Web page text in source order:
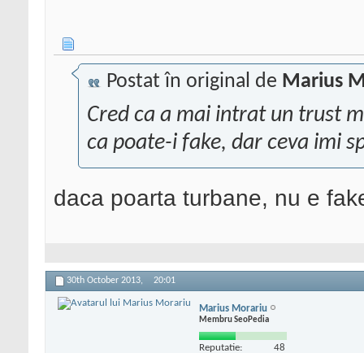
Postat în original de Marius
Cred ca a mai intrat un trust
ca poate-i fake, dar ceva imi
daca poarta turbane, nu e
30th October 2013, 20:01
Marius Morariu
Membru SeoPedia
Reputatie: 48